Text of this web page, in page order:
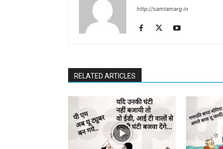
http://samtamarg.in
RELATED ARTICLES